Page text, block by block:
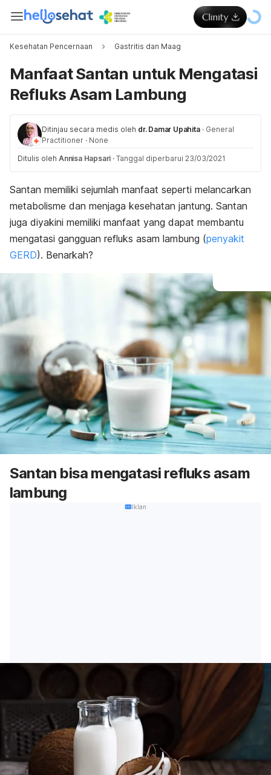
Kesehatan Pencernaan Gastritis dan Maag
Manfaat Santan untuk Mengatasi
Refluks Asam Lambung
Ditinjau secara medis oleh dr. Damar Upahita · General
Practitioner · None
Ditulis oleh Annisa Hapsari · Tanggal diperbarui 23/03/2021
Santan memiliki sejumlah manfaat seperti melancarkan
metabolisme dan menjaga kesehatan jantung. Santan
juga diyakini memiliki manfaat yang dapat membantu
mengatasi gangguan refluks asam lambung (penyakit
GERD). Benarkah?
Santan bisa mengatasi refluks asam
lambung
Iklan